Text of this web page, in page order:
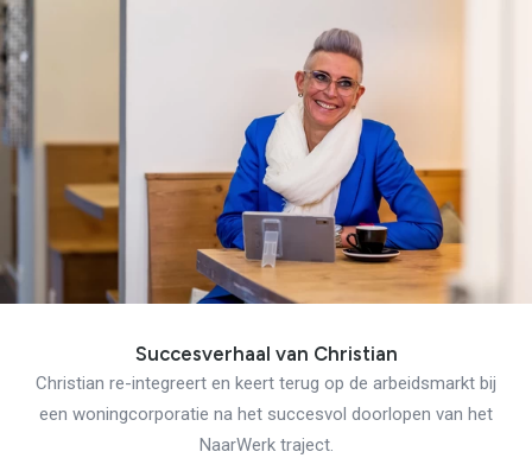
Re-integratie
Modulaire dienstverlening
WerkFit maken re-integratie
WerkFit in combinatie met
Succesverhaal van Christian
Christian re-integreert en keert terug op de arbeidsmarkt bij
een woningcorporatie na het succesvol doorlopen van het
NaarWerk traject.